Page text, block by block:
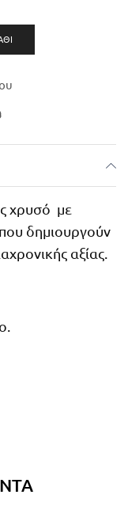
χρυσό με
δημιουργούν
αξίας.